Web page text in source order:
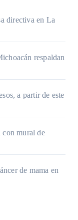
directiva en La
respaldan
a partir de este
mural de
de mama en